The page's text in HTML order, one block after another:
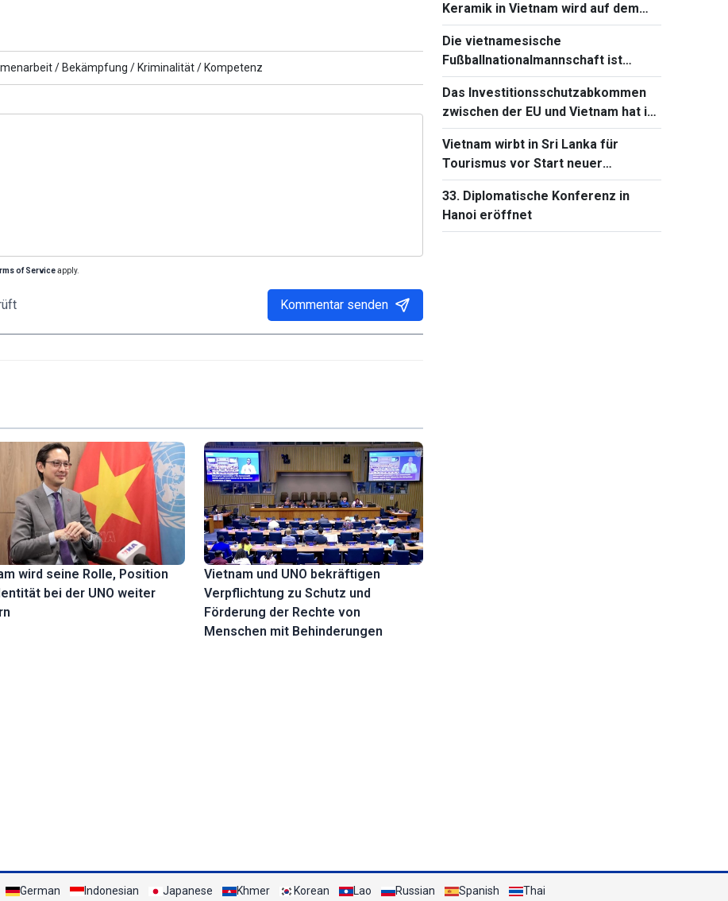
/ Bekämpfung / Kriminalität / Kompetenz
of Serviceapply.
Kommentar senden
wird seine Rolle, Position
bei der UNO weiter
Vietnam und UNO bekräftigen
Verpflichtung zu Schutz und
Förderung der Rechte von
Menschen mit Behinderungen
Keramik in Vietnam wird auf dem
Ba-Den-Berg stattfinden
Die vietnamesische
Fußballnationalmannschaft ist
bereit für das Spiel gegen Singapur
bei Südostasienmeisterschaft 2026
Das Investitionsschutzabkommen
zwischen der EU und Vietnam hat in
Frankreich einen neuen Fortschritt
Vietnam wirbt in Sri Lanka für
Tourismus vor Start neuer
Direktflüge
33. Diplomatische Konferenz in
Hanoi eröffnet
German Indonesian Japanese Khmer Korean Lao Russian Spanish Thai